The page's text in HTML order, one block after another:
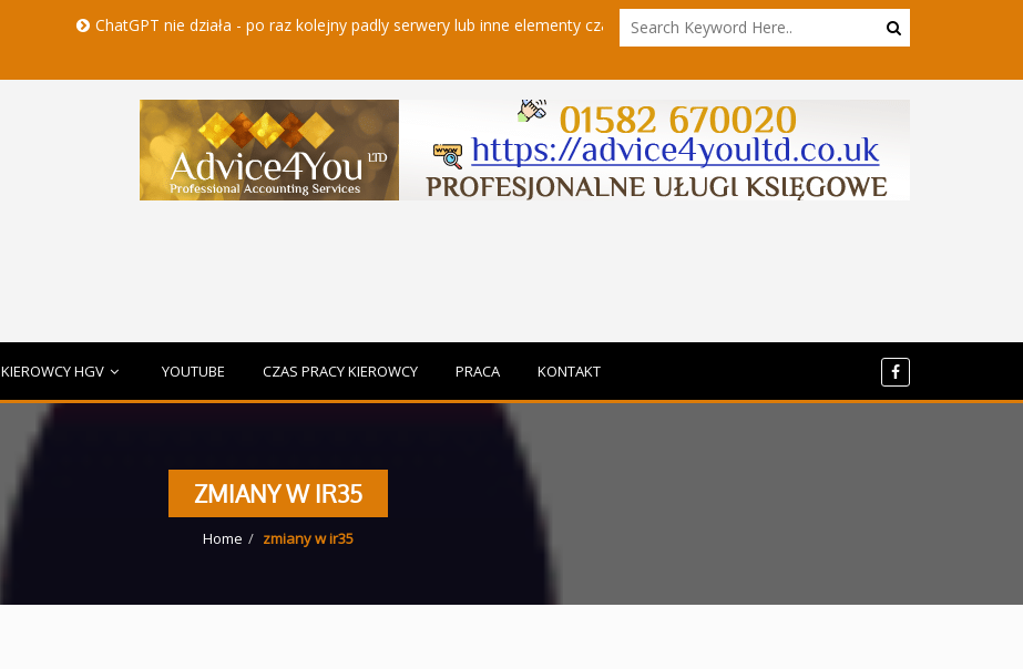
ChatGPT nie działa - po raz kolejny padly serwery lub inne elementy czatbota Powrót do sieci - kierowcy hgv w innym wydaniu
KIEROWCY HGV YOUTUBE CZAS PRACY KIEROWCY PRACA KONTAKT
ZMIANY W IR35
Home zmiany w ir35